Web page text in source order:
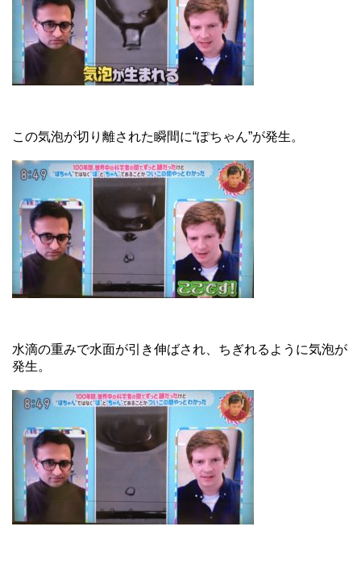
この気泡が切り離された瞬間に“ぽちゃん”が発生。
水滴の重みで水面が引き伸ばされ、ちぎれるように気泡が
発生。